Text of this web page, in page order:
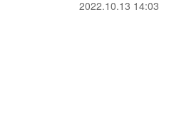
2022.10.13 14:03